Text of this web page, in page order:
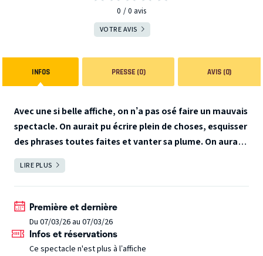
0 0 avis
VOTRE AVIS
INFOS PRESSE (0) AVIS (0)
Avec une si belle affiche, on n’a pas osé faire un mauvais
spectacle.On aurait pu écrire plein de choses, esquisser
des phrases toutes faites et vanter sa plume.On aurait
pu dire « petit-fils de paysans », « premiers amours »,
« géniteur inconnu », ou « regards en biais dans les
« honnêteté, transparence, vérité », mais à l’oreille ça
piquait un peu. Alors on a choisi de seulement vous
promettre une rencontre singulière avec un comédien
sincère et drôle, qui n’hésite pas à retrousser ses
LIRE PLUS
Première et dernière
Du 07/03/26 au 07/03/26
Infos et réservations
Ce spectacle n'est plus à l’affiche